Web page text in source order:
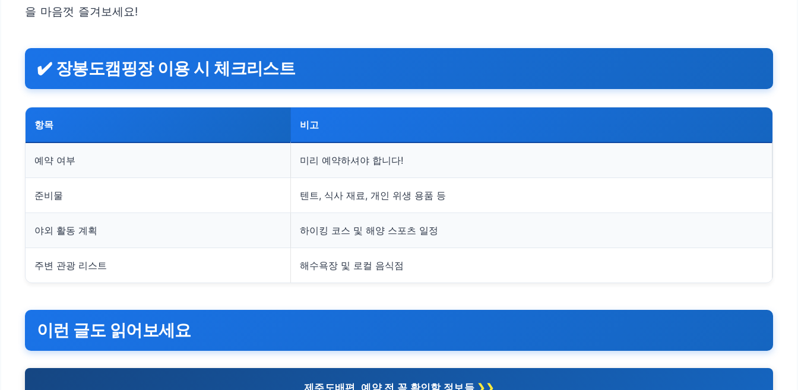
을 마음껏 즐겨보세요!
✔️ 장봉도캠핑장 이용 시 체크리스트
항목 비고
예약 여부 미리 예약하셔야 합니다!
준비물 텐트, 식사 재료, 개인 위생 용품 등
야외 활동 계획 하이킹 코스 및 해양 스포츠 일정
주변 관광 리스트 해수욕장 및 로컬 음식점
이런 글도 읽어보세요
제주도배편, 예약 전 꼭 확인할 정보들